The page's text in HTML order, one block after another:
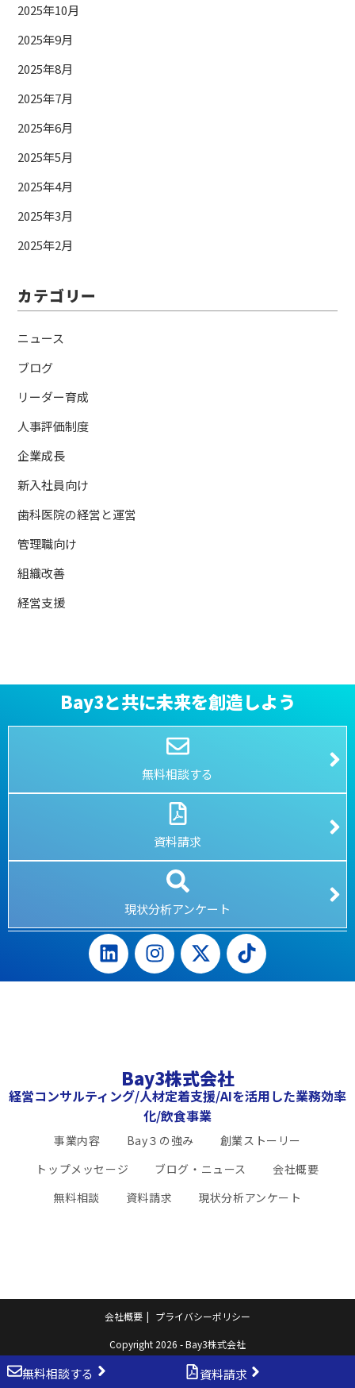
無料相談する 資料請求
2025年10月
2025年9月
2025年8月
2025年7月
2025年6月
2025年5月
2025年4月
2025年3月
2025年2月
カテゴリー
ニュース
ブログ
リーダー育成
人事評価制度
企業成長
新入社員向け
歯科医院の経営と運営
管理職向け
組織改善
経営支援
Bay3と共に未来を創造しよう
無料相談する
資料請求
現状分析アンケート
Bay3株式会社
経営コンサルティング/人材定着支援/AIを活用した業務効率
化/飲食事業
事業内容 Bay３の強み
創業ストーリー
トップメッセージ
ブログ・ニュース
会社概要
無料相談
資料請求 現状分析アンケート
会社概要 プライバシーポリシー
Copyright 2026 - Bay3株式会社